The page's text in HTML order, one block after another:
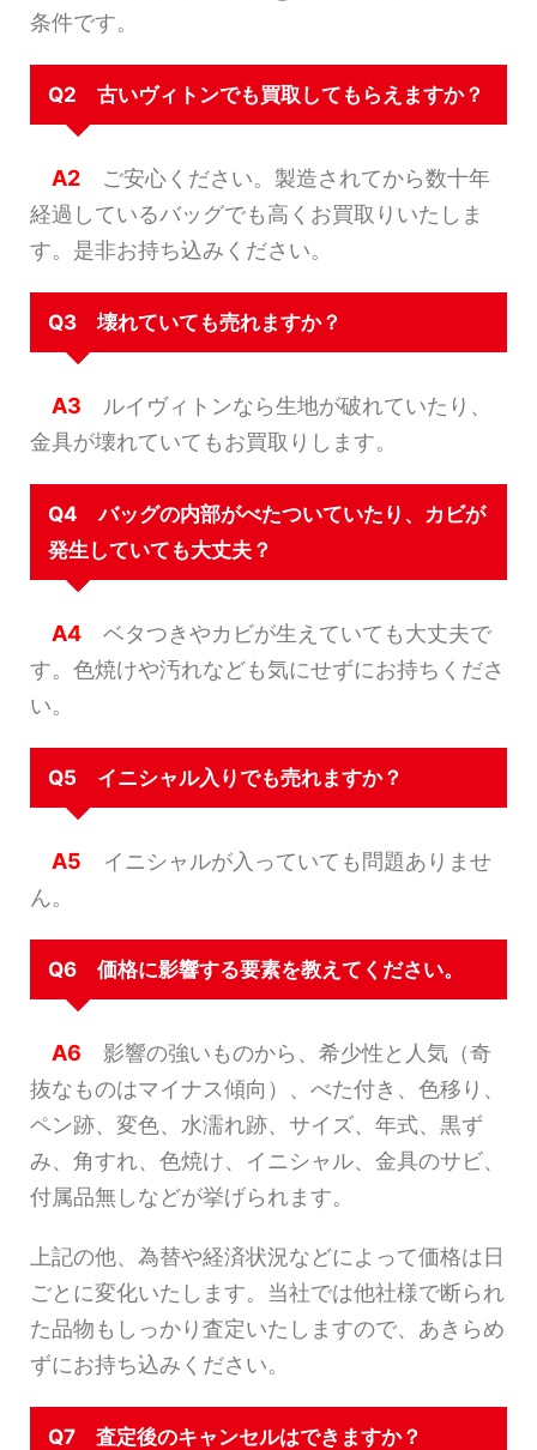
条件です。
Q2 古いヴィトンでも買取してもらえますか？
A2 ご安心ください。製造されてから数十年
経過しているバッグでも高くお買取りいたしま
す。是非お持ち込みください。
Q3 壊れていても売れますか？
A3 ルイヴィトンなら生地が破れていたり、
金具が壊れていてもお買取りします。
Q4 バッグの内部がべたついていたり、カビが
発生していても大丈夫？
A4 ベタつきやカビが生えていても大丈夫で
す。色焼けや汚れなども気にせずにお持ちくださ
い。
Q5 イニシャル入りでも売れますか？
A5 イニシャルが入っていても問題ありませ
ん。
Q6 価格に影響する要素を教えてください。
A6 影響の強いものから、希少性と人気（奇
抜なものはマイナス傾向）、べた付き、色移り、
ペン跡、変色、水濡れ跡、サイズ、年式、黒ず
み、角すれ、色焼け、イニシャル、金具のサビ、
付属品無しなどが挙げられます。
上記の他、為替や経済状況などによって価格は日
ごとに変化いたします。当社では他社様で断られ
た品物もしっかり査定いたしますので、あきらめ
ずにお持ち込みください。
Q7 査定後のキャンセルはできますか？